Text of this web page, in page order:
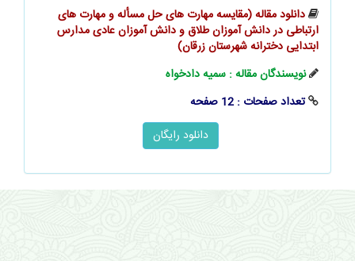
دانلود مقاله (مقایسه مهارت های حل مسأله و مهارت های
ارتباطی در دانش آموزان طلاق و دانش آموزان عادی مدارس
ابتدایی دخترانه شهرستان زرقان)
نویسندگان مقاله : سمیه دادخواه
تعداد صفحات : 12 صفحه